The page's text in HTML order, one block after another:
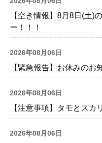
【空き情報】8月8日(土)
ー！！！
2026年08月06日
【緊急報告】お休みのお
2026年08月06日
【注意事項】タモとスカ
2026年08月06日